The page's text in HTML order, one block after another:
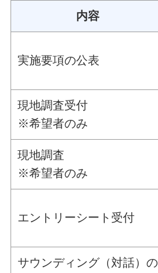
内容
実施要項の公表
現地調査受付
※希望者のみ
現地調査
※希望者のみ
エントリーシート受付
サウンディング（対話）の